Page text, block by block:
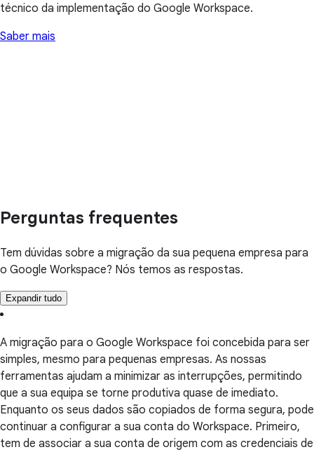
técnico da implementação do Google Workspace.
Saber mais
Perguntas frequentes
Tem dúvidas sobre a migração da sua pequena empresa para
o Google Workspace? Nós temos as respostas.
Expandir tudo
A migração para o Google Workspace foi concebida para ser
simples, mesmo para pequenas empresas. As nossas
ferramentas ajudam a minimizar as interrupções, permitindo
que a sua equipa se torne produtiva quase de imediato.
Enquanto os seus dados são copiados de forma segura, pode
continuar a configurar a sua conta do Workspace. Primeiro,
tem de associar a sua conta de origem com as credenciais de